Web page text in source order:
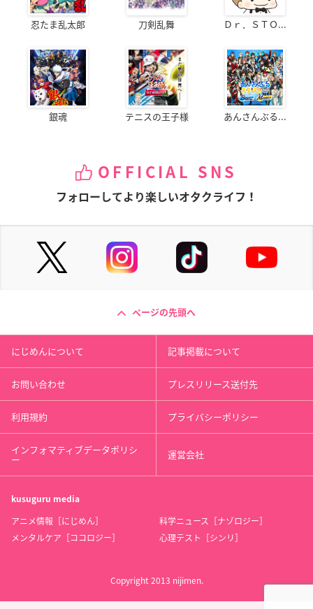
忍たま乱太郎 刀剣乱舞 Ｄｒ．ＳＴＯ...
銀魂 テニスの王子様 あんさんぶる...
OFFICIAL SNS
フォローしてより楽しいオタクライフ！
ページの先頭へ
にじめんについて 記事掲載について
お問い合わせ プレスリリース送付先
利用規約 プライバシーポリシー
インフォマティブデータポリシ
ー 運営会社
kusuguru media
アニメ情報［にじめん］
科学ニュース［ナゾロジー］
メンタルケア［ココロジー］
心理テスト［シンリ］
Copyright 2013 nijimen.